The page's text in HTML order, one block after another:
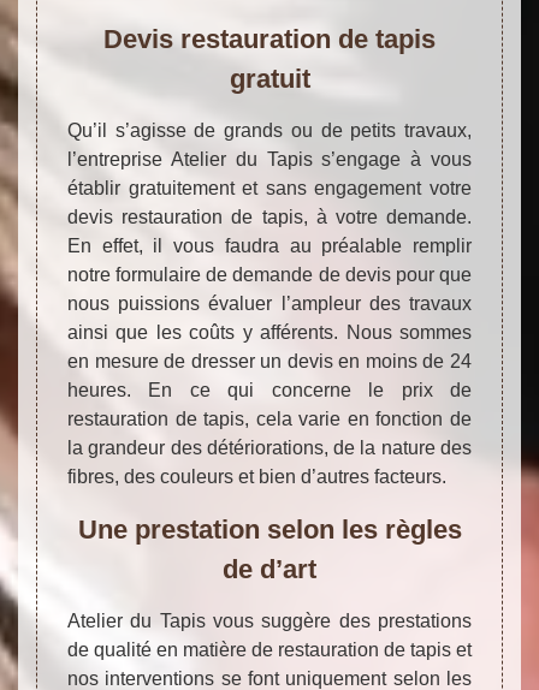
Devis restauration de tapis
gratuit
Qu’il s’agisse de grands ou de petits travaux,
l’entreprise Atelier du Tapis s’engage à vous
établir gratuitement et sans engagement votre
devis restauration de tapis, à votre demande.
En effet, il vous faudra au préalable remplir
notre formulaire de demande de devis pour que
nous puissions évaluer l’ampleur des travaux
ainsi que les coûts y afférents. Nous sommes
en mesure de dresser un devis en moins de 24
heures. En ce qui concerne le prix de
restauration de tapis, cela varie en fonction de
la grandeur des détériorations, de la nature des
fibres, des couleurs et bien d’autres facteurs.
Une prestation selon les règles
de d’art
Atelier du Tapis vous suggère des prestations
de qualité en matière de restauration de tapis et
nos interventions se font uniquement selon les